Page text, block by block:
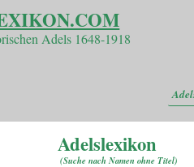
Adels 1648-1918
Adelslexikon
(Suche nach Namen ohne Titel)